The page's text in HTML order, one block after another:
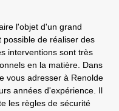
l'objet d'un grand
possible de réaliser des
interventions sont très
en la matière. Dans
vous adresser à Renolde
années d'expérience. Il
les règles de sécurité